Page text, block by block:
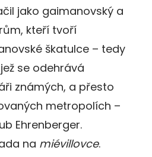
jako gaimanovský a
kteří tvoří
škatulce – tedy
se odehrává
známých, a přesto
metropolích –
Ehrenberger.
na miévillovce.